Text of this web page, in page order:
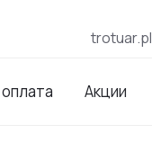
Акции